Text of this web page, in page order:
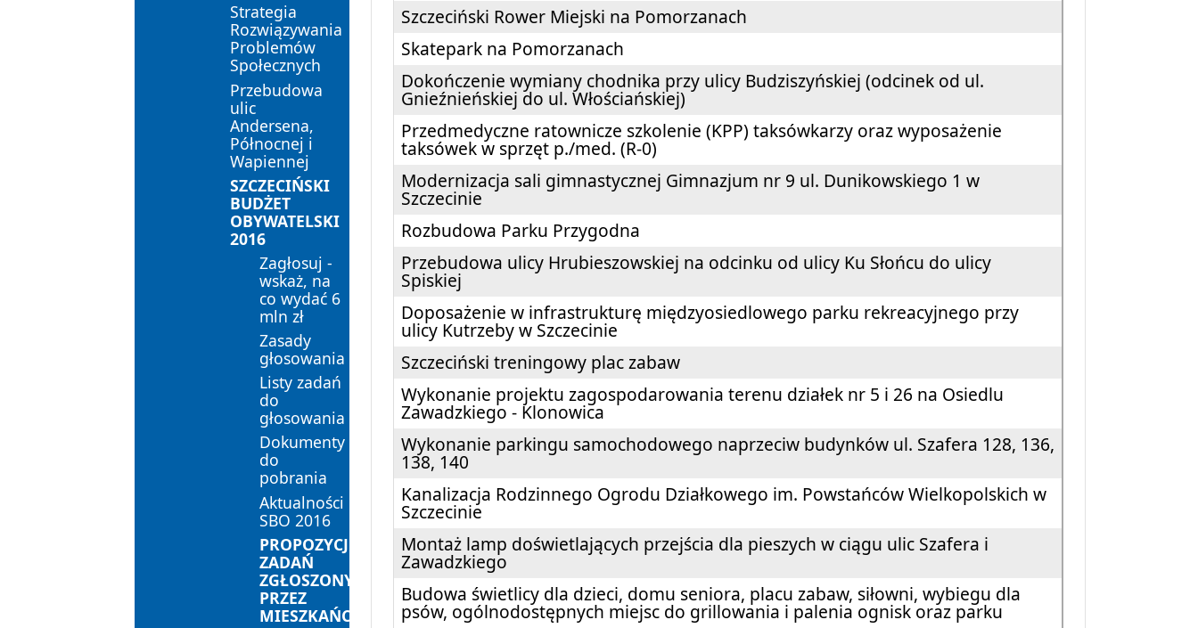
Strategia
Rozwiązywania
Problemów
Społecznych
Przebudowa
ulic
Andersena,
Północnej i
Wapiennej
SZCZECIŃSKI
BUDŻET
OBYWATELSKI
2016
Zagłosuj -
wskaż, na
co wydać 6
mln zł
Zasady
głosowania
Listy zadań
do
głosowania
Dokumenty
do
pobrania
Aktualności
SBO 2016
PROPOZYCJE
ZADAŃ
ZGŁOSZONYCH
PRZEZ
MIESZKAŃCÓW
Szczeciński Rower Miejski na Pomorzanach
Skatepark na Pomorzanach
Dokończenie wymiany chodnika przy ulicy Budziszyńskiej (odcinek od ul.
Gnieźnieńskiej do ul. Włościańskiej)
Przedmedyczne ratownicze szkolenie (KPP) taksówkarzy oraz wyposażenie
taksówek w sprzęt p./med. (R-0)
Modernizacja sali gimnastycznej Gimnazjum nr 9 ul. Dunikowskiego 1 w
Szczecinie
Rozbudowa Parku Przygodna
Przebudowa ulicy Hrubieszowskiej na odcinku od ulicy Ku Słońcu do ulicy
Spiskiej
Doposażenie w infrastrukturę międzyosiedlowego parku rekreacyjnego przy
ulicy Kutrzeby w Szczecinie
Szczeciński treningowy plac zabaw
Wykonanie projektu zagospodarowania terenu działek nr 5 i 26 na Osiedlu
Zawadzkiego - Klonowica
Wykonanie parkingu samochodowego naprzeciw budynków ul. Szafera 128, 136,
138, 140
Kanalizacja Rodzinnego Ogrodu Działkowego im. Powstańców Wielkopolskich w
Szczecinie
Montaż lamp doświetlających przejścia dla pieszych w ciągu ulic Szafera i
Zawadzkiego
Budowa świetlicy dla dzieci, domu seniora, placu zabaw, siłowni, wybiegu dla
psów, ogólnodostępnych miejsc do grillowania i palenia ognisk oraz parku